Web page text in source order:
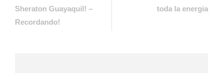
Sheraton Guayaquil! –
Recordando!
toda la energia